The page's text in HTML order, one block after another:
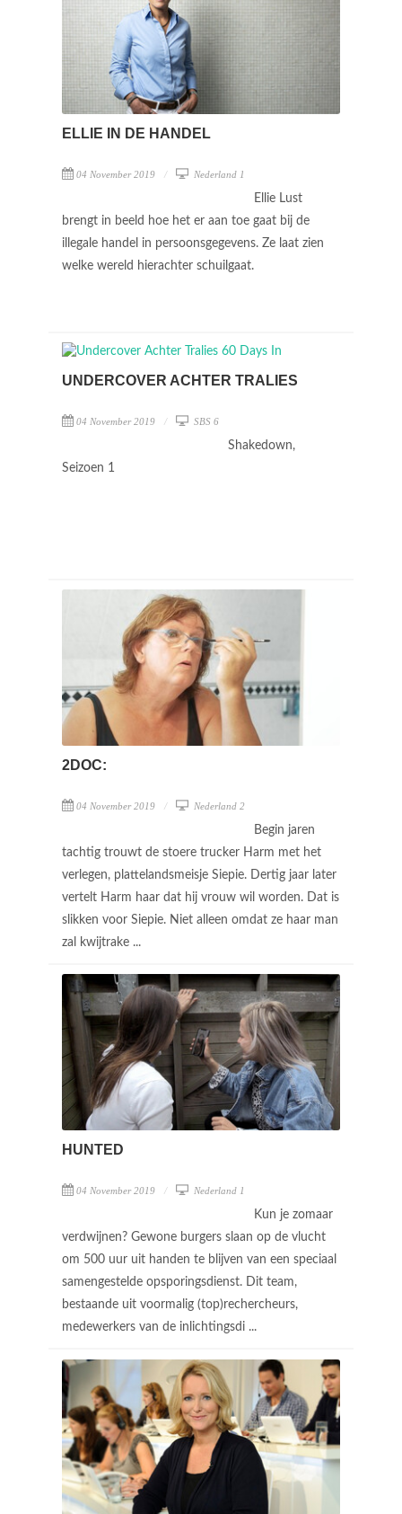
ELLIE IN DE HANDEL
04 November 2019 Nederland 1
Ellie Lust
brengt in beeld hoe het er aan toe gaat bij de
illegale handel in persoonsgegevens. Ze laat zien
welke wereld hierachter schuilgaat.
UNDERCOVER ACHTER TRALIES
04 November 2019 SBS 6
Shakedown,
Seizoen 1
2DOC:
04 November 2019 Nederland 2
Begin jaren
tachtig trouwt de stoere trucker Harm met het
verlegen, plattelandsmeisje Siepie. Dertig jaar later
vertelt Harm haar dat hij vrouw wil worden. Dat is
slikken voor Siepie. Niet alleen omdat ze haar man
zal kwijtrake ...
HUNTED
04 November 2019 Nederland 1
Kun je zomaar
verdwijnen? Gewone burgers slaan op de vlucht
om 500 uur uit handen te blijven van een speciaal
samengestelde opsporingsdienst. Dit team,
bestaande uit voormalig (top)rechercheurs,
medewerkers van de inlichtingsdi ...